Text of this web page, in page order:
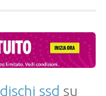
ssd su